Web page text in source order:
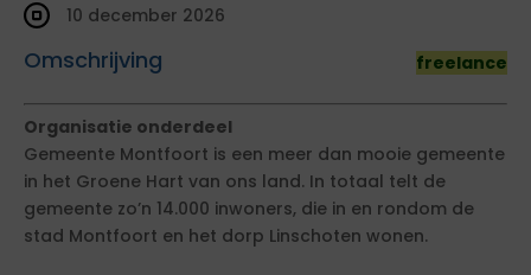
Omschrijving freelance
10 december 2026
Organisatie onderdeel
Gemeente Montfoort is een meer dan mooie gemeente
in het Groene Hart van ons land. In totaal telt de
gemeente zo’n 14.000 inwoners, die in en rondom de
stad Montfoort en het dorp Linschoten wonen.